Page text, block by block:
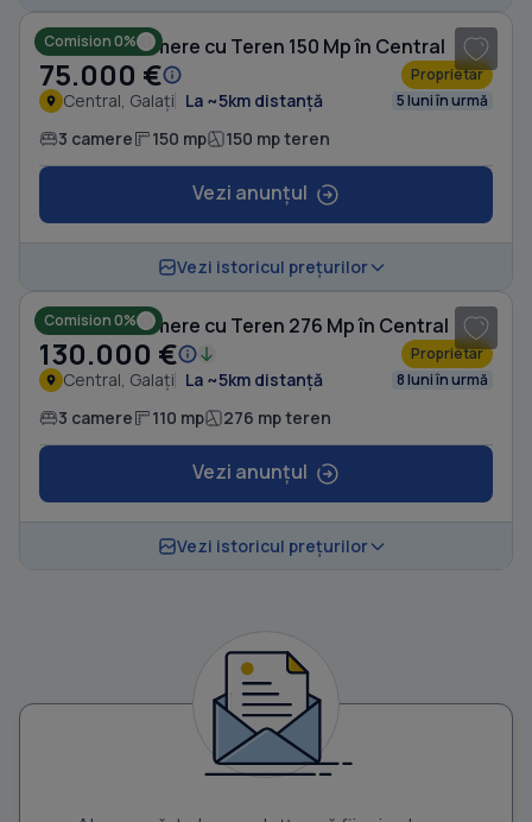
Comision 0%
Casă cu 3 camere cu Teren 150 Mp în Central
75.000 € Proprietar
Central, Galați La ~5km distanță 5 luni în urmă
3 camere 150 mp 150 mp teren
Vezi anunțul
Vezi istoricul prețurilor
Comision 0%
Casă cu 3 camere cu Teren 276 Mp în Central
130.000 € Proprietar
Central, Galați La ~5km distanță 8 luni în urmă
3 camere 110 mp 276 mp teren
Vezi anunțul
Vezi istoricul prețurilor